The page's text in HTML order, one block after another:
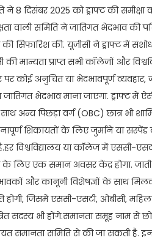
ने 8 दिसंबर 2025 को ड्राफ्ट की
वाली समिति ने जातिगत भेदभाव की
सिफारिश की. यूजीसी ने ड्राफ्ट में
की मान्यता प्राप्त सभी कॉलेजों और
पर कोई अनुचित या भेदभावपूर्ण व्यवहार,
भेदभाव माना जाएगा. ड्राफ्ट में
अन्य पिछड़ा वर्ग (OBC) छात्र भी
शिकायतों के लिए जुर्माने या
विश्वविद्यालय या कॉलेज में एससी-
लिए एक समान अवसर केंद्र होगा.
और कानूनी विशेषज्ञों के साथ
होगी, जिसमें एससी-एसटी, ओबीसी,
सदस्य भी होंगे.समानता समूह नाम से
समानता समिति से की जा सकती है. इन